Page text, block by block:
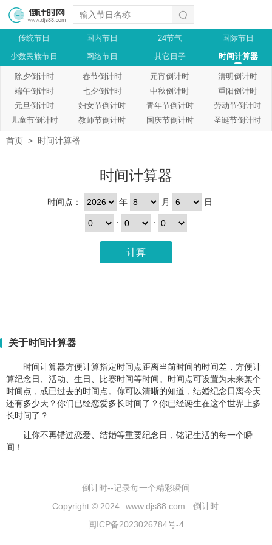
传统节日 国内节日 24节气
国际节日
少数民族节日
网络节日 其它日子 时间计算器
除夕倒计时 春节倒计时 元宵倒计时
清明倒计时
端午倒计时
七夕倒计时 中秋倒计时
重阳倒计时
元旦倒计时
妇女节倒计时 青年节倒计时
劳动节倒计时
儿童节倒计时
教师节倒计时 国庆节倒计时 圣诞节倒计时
首页 > 时间计算器
时间计算器
时间点： 年 月 日
: :
计算
关于时间计算器
时间计算器方便计算指定时间点距离当前时间的时间差，方便计
算纪念日、活动、生日、比赛时间等时间。时间点可设置为未来某个
时间点，或已过去的时间点。你可以清晰的知道，结婚纪念日离今天
还有多少天？你们已经恋爱多长时间了？你已经诞生在这个世界上多
长时间了？
让你不再错过恋爱、结婚等重要纪念日，铭记生活的每一个瞬
间！
倒计时--记录每一个精彩瞬间
Copyright © 2024
www.djs88.com
倒计时
闽ICP备2023026784号-4